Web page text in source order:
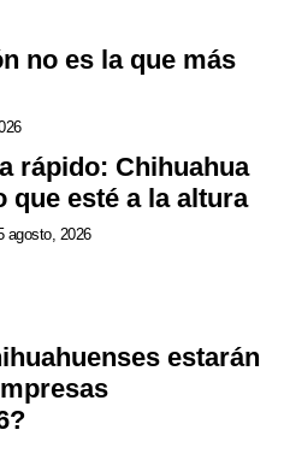
no es la que más
rápido: Chihuahua
que esté a la altura
agosto, 2026
estarán